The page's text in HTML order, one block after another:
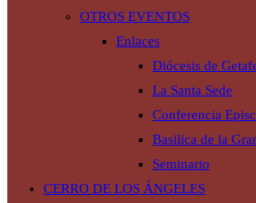
OTROS EVENTOS
Enlaces
Diócesis de
La Santa Sede
Conferencia
Basilica de la
Seminario
CERRO DE LOS ÁNGELES